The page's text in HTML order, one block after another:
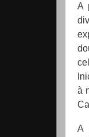
A
à
A